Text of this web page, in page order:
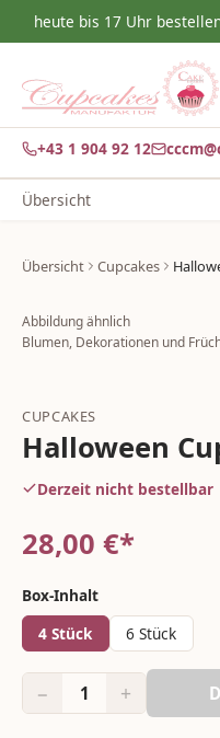
heute bis 17 Uhr
+43 1 904 92 12
Übersicht
Übersicht Cupcakes
Abbildung ähnlich
Blumen, Dekorationen und
CUPCAKES
Halloween
Derzeit nicht bestellbar
28,00 €*
Box-Inhalt
4 Stück
6 Stück
− 1 +